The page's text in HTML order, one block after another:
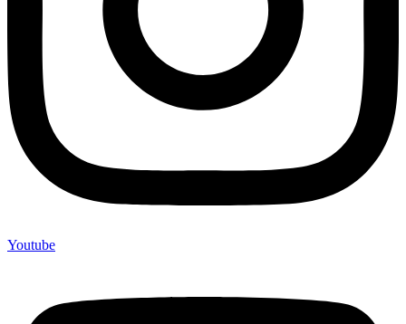
Youtube